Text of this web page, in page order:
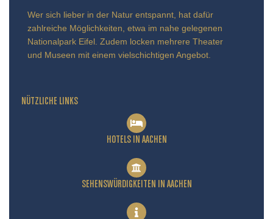
Wer sich lieber in der Natur entspannt, hat dafür
zahlreiche Möglichkeiten, etwa im nahe gelegenen
Nationalpark Eifel. Zudem locken mehrere Theater
und Museen mit einem vielschichtigen Angebot.
NÜTZLICHE LINKS
HOTELS IN AACHEN
SEHENSWÜRDIGKEITEN IN AACHEN